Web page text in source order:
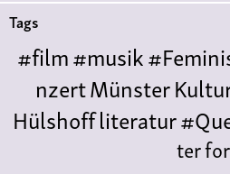
Tags
#film#musik
nzertMünster
Hülshoffliteratur
ter for